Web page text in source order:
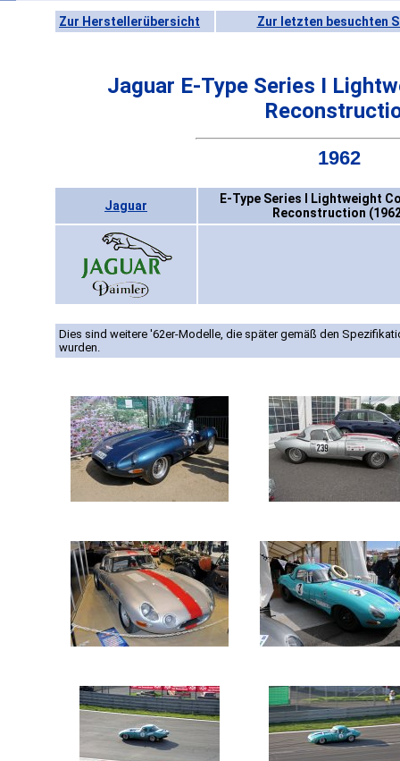
Zur Herstellerübersicht Zur letzten besuchten
Jaguar E-Type Series I
1962
Jaguar
E-Type Series I Lightweight
Reconstruction
Dies sind weitere '62er-Modelle, die später gemäß den
wurden.